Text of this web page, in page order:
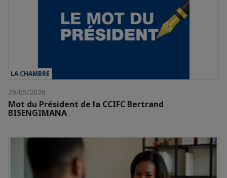
LA CHAMBRE
29/05/2026
Mot du Président de la CCIFC Bertrand
BISENGIMANA